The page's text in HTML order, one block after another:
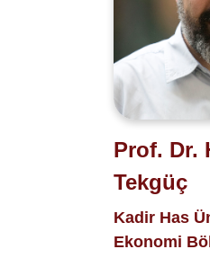
Prof. Dr.
Tekgüç
Kadir Has
Ekonomi